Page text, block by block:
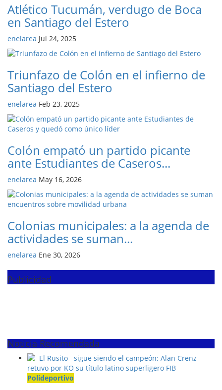
Atlético Tucumán, verdugo de Boca
en Santiago del Estero
enelarea Jul 24, 2025
Triunfazo de Colón en el infierno de
Santiago del Estero
enelarea Feb 23, 2025
Colón empató un partido picante
ante Estudiantes de Caseros...
enelarea May 16, 2026
Colonias municipales: a la agenda de
actividades se suman...
enelarea Ene 30, 2026
Publicidad
Noticia Recomendada
Polideportivo